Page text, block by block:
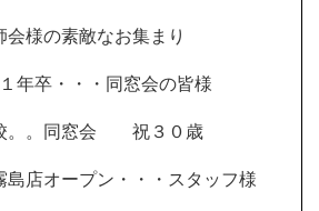
様の素敵なお集まり
年卒・・・同窓会の皆様
。。同窓会 祝３０歳
オープン・・・スタッフ様